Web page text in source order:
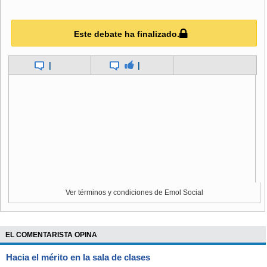
matrimonio que tiene además diversas experiencias: desde
la unión de dos personas de diferente sexo hasta la unión
de personas de igual sexo- y vínculos de consanguineidad
en sus distintos grados de parentesco".
Tras ello, la pareja que denunció discriminación se
junto al concejal Parada, para inscribirse y hacer uso del
nuevo derecho.
Este debate ha finalizado.
Ver términos y condiciones de Emol Social
EL COMENTARISTA OPINA
Hacia el mérito en la sala de clases